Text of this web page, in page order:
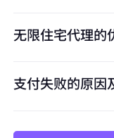
保持每个店
长期稳定抓
业场景，包括公开
无限住宅代理的
支付失败的原因